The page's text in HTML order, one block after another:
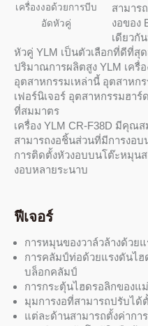
เครื่องงอด้วยการบีบ
อัดหัวคู่
สามาร
งอของ
เดียวกั
หัวคู่ YLM เป็นตัวเลือกที่ดีที่สุ
ปริมาณการผลิตสูง YLM เครื่
อุตสาหกรรมเหล่านี้ อุตสาหก
เฟอร์นิเจอร์ อุตสาหกรรมฮา
ที่สมมาตร
เครื่อง YLM CR-F38D มีคุณ
สามารถงอชิ้นส่วนที่มีการงอ
การติดตั้งหัวงอบบนโต๊ะหมุน
งอบหลายระนาบ
ฟีเจอร์
การหมุนของวาล์วล้างด้วย
การคลัมป์ท่อด้วยแรงดันไฮ
บล็อกคลัมป์
การกระตุ้นไฮดรอลิกของแ
มุมการงอที่สามารถปรับได้
แต่ละด้านสามารถตั้งค่ากา